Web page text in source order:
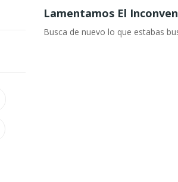
Lamentamos El
Busca de nuevo lo que estabas